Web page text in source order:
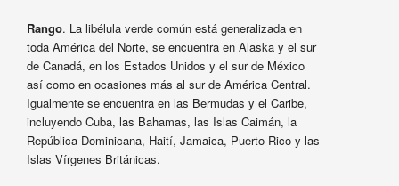
Rango. La libélula verde común está generalizada en
toda América del Norte, se encuentra en Alaska y el sur
de Canadá, en los Estados Unidos y el sur de México
así como en ocasiones más al sur de América Central.
Igualmente se encuentra en las Bermudas y el Caribe,
incluyendo Cuba, las Bahamas, las Islas Caimán, la
República Dominicana, Haití, Jamaica, Puerto Rico y las
Islas Vírgenes Británicas.